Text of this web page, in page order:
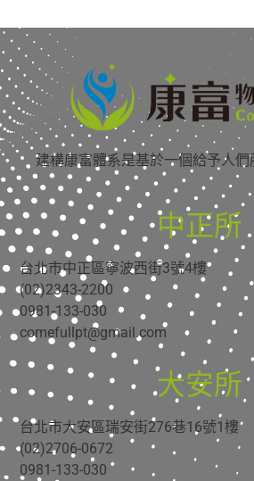
建構康富體系是基於一個給予人們
中正所
台北市中正區寧波西街3號4樓
(02)2343-2200
0981-133-030
comefullpt@gmail.com
大安所
台北市大安區瑞安街276巷16號1樓
(02)2706-0672
0981-133-030